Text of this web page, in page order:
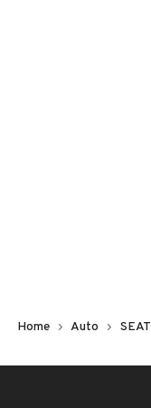
Home Auto SEAT